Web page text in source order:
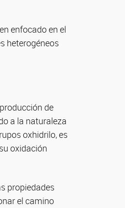
enfocado en el
heterogéneos
de
a la naturaleza
oxhidrilo, es
oxidación
propiedades
el camino